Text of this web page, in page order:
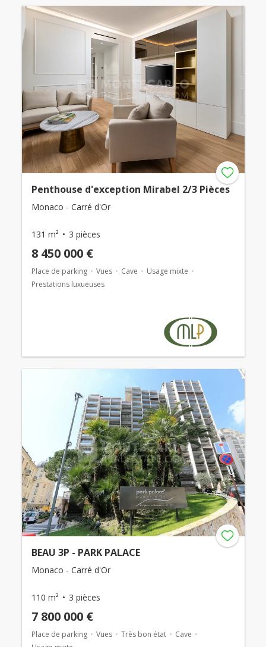
Penthouse d'exception Mirabel 2/3 Pièces
Monaco - Carré d'Or
131 m² 3 pièces
8 450 000 €
Place de parking Vues Cave
Usage mixte
Prestations luxueuses
BEAU 3P - PARK PALACE
Monaco - Carré d'Or
110 m² 3 pièces
7 800 000 €
Place de parking Vues Très bon état
Cave